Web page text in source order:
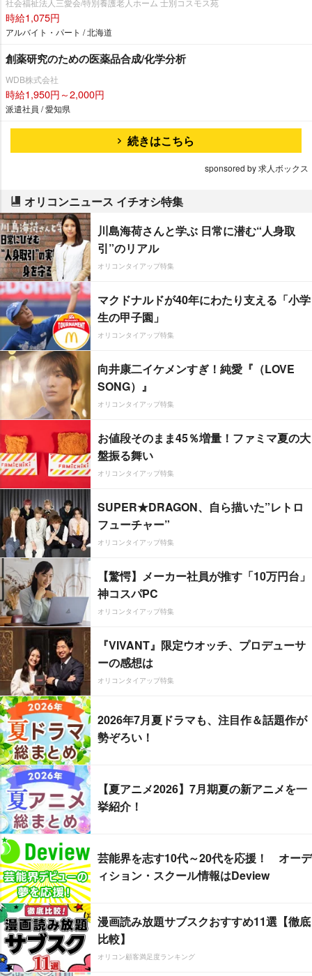
社会福祉法人三愛会/特別養護老人ホーム 士別コスモス苑
時給1,075円
アルバイト・パート / 北海道
創薬研究のための医薬品合成/化学分析
WDB株式会社
時給1,950円～2,000円
派遣社員 / 愛知県
続きはこちら
sponsored by 求人ボックス
オリコンニュース イチオシ特集
川島海荷さんと学ぶ 日常に潜む“人身取
引”のリアル
オリコンタイアップ特集
マクドナルドが40年にわたり支える「小学
生の甲子園」
オリコンタイアップ特集
向井康二イケメンすぎ！純愛『（LOVE
SONG）』
オリコンタイアップ特集
お値段そのまま45％増量！ファミマ夏の大
盤振る舞い
オリコンタイアップ特集
SUPER★DRAGON、自ら描いた”レトロ
フューチャー”
オリコンタイアップ特集
【驚愕】メーカー社員が推す「10万円台」
神コスパPC
オリコンタイアップ特集
『VIVANT』限定ウオッチ、プロデューサ
ーの感想は
オリコンタイアップ特集
2026年7月夏ドラマも、注目作＆話題作が
勢ぞろい！
【夏アニメ2026】7月期夏の新アニメを一
挙紹介！
芸能界を志す10代～20代を応援！ オーデ
ィション・スクール情報はDeview
漫画読み放題サブスクおすすめ11選【徹底
比較】
オリコン顧客満足度ランキング